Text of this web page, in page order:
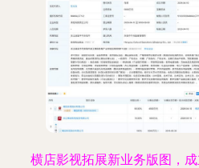
横店影视拓展新业务版图，